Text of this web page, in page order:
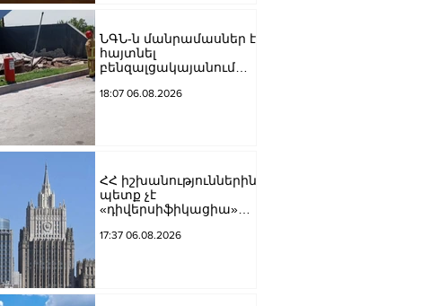
ՆԳՆ-ն մանրամասներ է
հայտնել
բենզալցակայանում
պայթյունից
18:07 06.08.2026
ՀՀ իշխանություններին
պետք չէ
«դիվերսիֆիկացիա»
շրջադարձը դեպի ՌԴ-
17:37 06.08.2026